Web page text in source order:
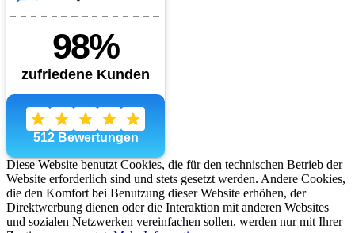
Diese Website benutzt Cookies, die für den technischen Betrieb der
Website erforderlich sind und stets gesetzt werden. Andere Cookies,
die den Komfort bei Benutzung dieser Website erhöhen, der
Direktwerbung dienen oder die Interaktion mit anderen Websites
und sozialen Netzwerken vereinfachen sollen, werden nur mit Ihrer